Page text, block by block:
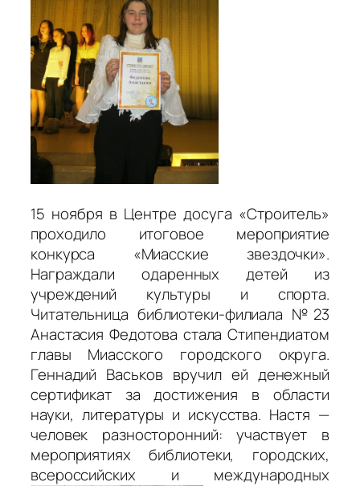
15 ноября в Центре досуга «Строитель»
проходило итоговое мероприятие
конкурса «Миасские звездочки».
Награждали одаренных детей из
учреждений культуры и спорта.
Читательница библиотеки-филиала №23
Анастасия Федотова стала Стипендиатом
главы Миасского городского округа.
Геннадий Васьков вручил ей денежный
сертификат за достижения в области
науки, литературы и искусства. Настя —
человек разносторонний: участвует в
мероприятиях библиотеки, городских,
всероссийских и международных